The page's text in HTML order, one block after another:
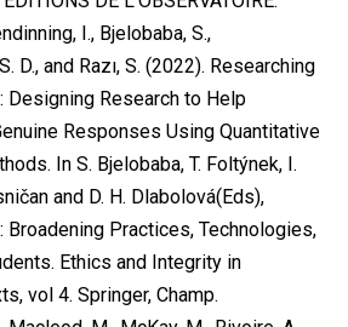
I., Bjelobaba, S.,
D., and Razı, S. (2022). Researching
Designing Research to Help
Responses Using Quantitative
In S. Bjelobaba, T. Foltýnek, I.
and D. H. Dlabolová(Eds),
Broadening Practices, Technologies,
Ethics and Integrity in
vol 4. Springer, Champ.